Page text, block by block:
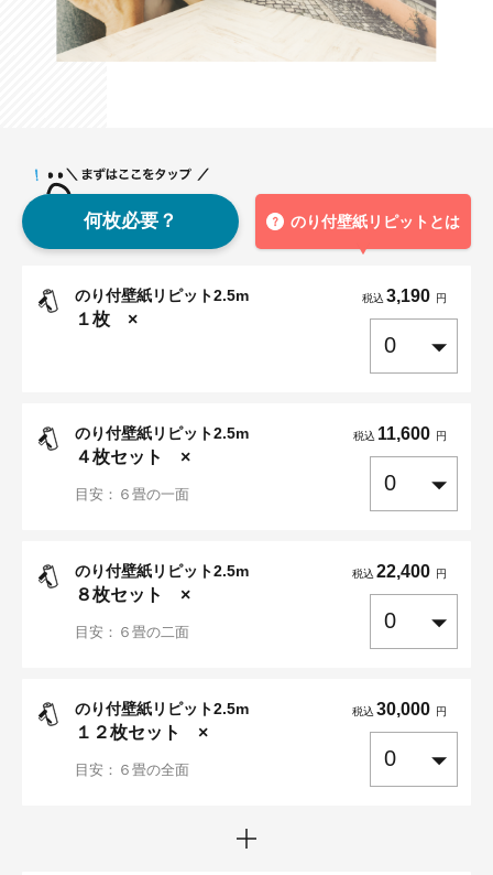
何枚必要？ のり付壁紙リピットとは
のり付壁紙リピット2.5m
１枚 ×
税込 3,190 円
のり付壁紙リピット2.5m
４枚セット ×
目安：６畳の一面
税込 11,600 円
のり付壁紙リピット2.5m
８枚セット ×
目安：６畳の二面
税込 22,400 円
のり付壁紙リピット2.5m
１２枚セット ×
目安：６畳の全面
税込 30,000 円